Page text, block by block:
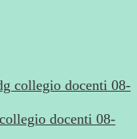
collegio docenti 08-
docenti 08-